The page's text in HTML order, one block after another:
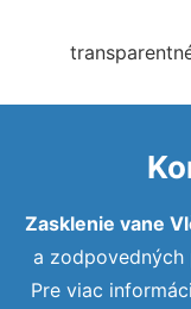
Zasklenie vane
a zodpovedných
Pre viac